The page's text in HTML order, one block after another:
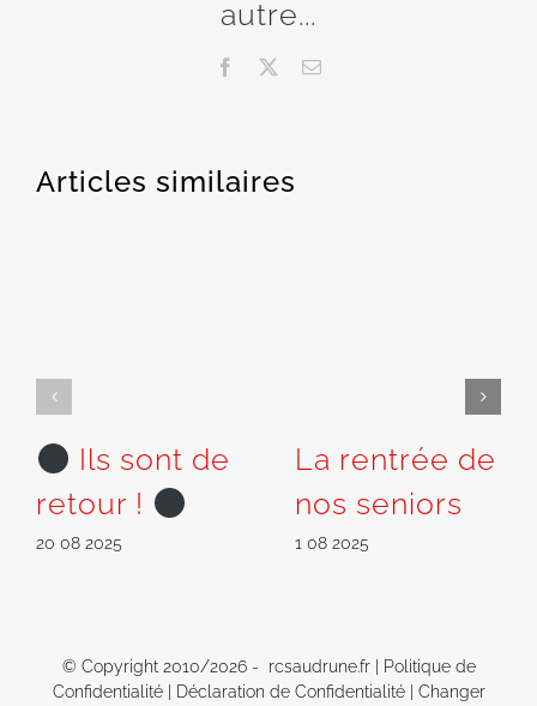
autre...
Facebook Email
Articles similaires
Ils sont de
retour !
20 08 2025
La rentrée de
nos seniors
1 08 2025
© Copyright 2010/2026 - rcsaudrune.fr |
Politique de
Confidentialité| Déclaration de Confidentialité| Changer